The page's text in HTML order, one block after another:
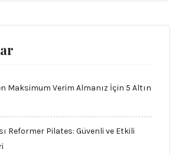
Maksimum Verim Almanız İçin 5 Altın
Reformer Pilates: Güvenli ve Etkili